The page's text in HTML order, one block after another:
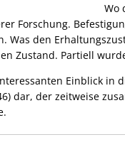
Wo
Forschung.
Was den
Zustand. Partiell
Einblick in
dar, der zeitweise